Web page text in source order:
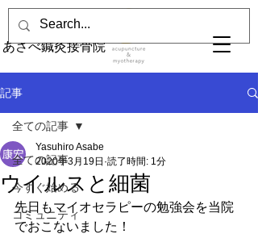
あさべ鍼灸接骨院
記事
全ての記事
今すぐ始める
コミュニティ
全ての記事
ウイルスと細菌
Yasuhiro Asabe
2020年3月19日 読了時間: 1分
先日もマイオセラピーの勉強会を当院
でおこないました！